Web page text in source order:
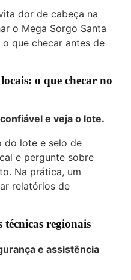
dor de cabeça na
o Mega Sorgo Santa
o que checar antes de
o que checar no
e veja o lote.
do lote e selo de
e pergunte sobre
Na prática, um
relatórios de
técnicas regionais
e assistência